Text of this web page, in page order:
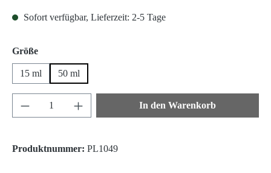
Sofort verfügbar, Lieferzeit: 2-5 Tage
Größeauswählen
15 ml 50 ml
Produkt Anzahl: Gib den gewünschten Wert
In den Warenkorb
Produktnummer: PL1049